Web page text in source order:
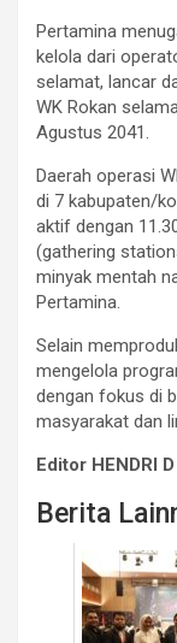
Pertamina
kelola dari
selamat, lancar
WK Rokan
Agustus 2041.
Daerah operasi
di 7 kabupaten/
aktif dengan
(gathering
minyak mentah
Pertamina.
Selain
mengelola
dengan fokus di
masyarakat dan
Editor HENDRI D
Berita